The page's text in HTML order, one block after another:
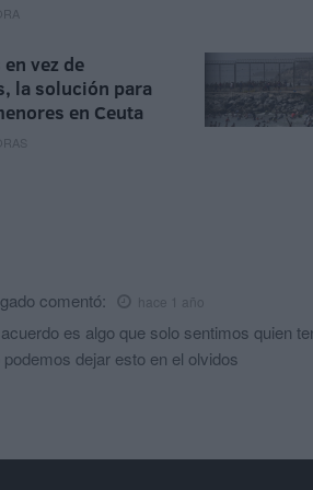
vez de
la solución para
en Ceuta
comentó: hace 1 año
es algo que solo sentimos quien
dejar esto en el olvidos